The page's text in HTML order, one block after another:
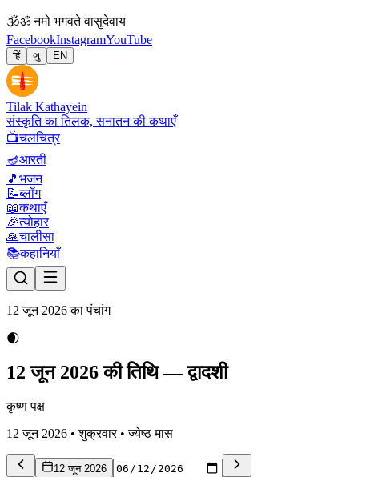
🕉ॐ नमो भगवते वासुदेवाय
FacebookInstagramYouTube
हिं ગુ EN
Tilak Kathayein
संस्कृति का तिलक, सनातन की कथाएँ
📺चलचित्र
🪔आरती
🎵 भजन
📝ब्लॉग
📖कथाएँ
🎉त्योहार
🙏चालीसा
📚कहानियाँ
12 जून 2026 का पंचांग
🌒
12 जून 2026 की तिथि—द्वादशी
कृष्ण पक्ष
12 जून 2026 •शुक्रवार•ज्येष्ठ मास
12 जून 2026